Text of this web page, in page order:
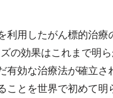
利用したがん標的治
の効果はこれまで明
有効な治療法が確立
ことを世界で初めて明